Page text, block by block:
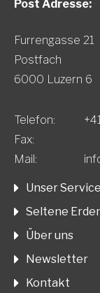
Post Adresse:
Furrengasse 21
Postfach
6000 Luzern 6
Telefon:
Fax:
Mail:
Unser Service
Seltene
Über uns
Newsletter
Kontakt